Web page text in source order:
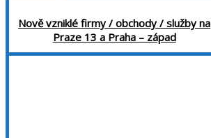
Nově vzniklé firmy / obchody / služby na
Praze 13 a Praha – západ